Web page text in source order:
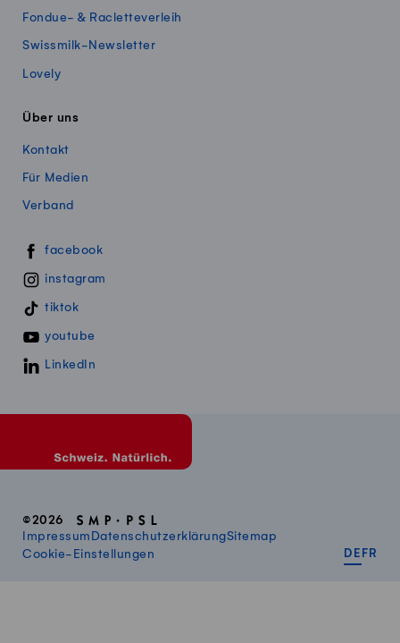
Fondue- & Racletteverleih
Swissmilk-Newsletter
Lovely
Über uns
Kontakt
Für Medien
Verband
Swissmillk auf Social Media
facebook
instagram
tiktok
youtube
LinkedIn
©2026
Impressum DatenschutzerklärungSitemap
Cookie-Einstellungen
DE FR